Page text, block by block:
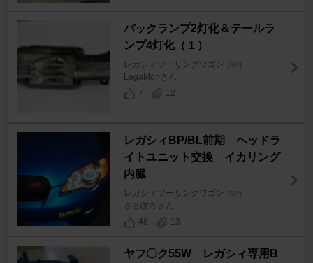
バックランプ2灯化＆テールラ
ンプ4灯化（１）
レガシィツーリングワゴン [BP]
LegaMonさん
7
12
レガシィBP/BL前期 ヘッドラ
イトユニット交換 イカリング
内臓
レガシィツーリングワゴン [BP]
さとぽろさん
48
13
ヤフ〇ク55W レガシィ専用B